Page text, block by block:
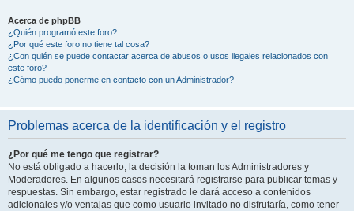
Acerca de phpBB
¿Quién programó este foro?
¿Por qué este foro no tiene tal cosa?
¿Con quién se puede contactar acerca de abusos o usos ilegales relacionados con
este foro?
¿Cómo puedo ponerme en contacto con un Administrador?
Problemas acerca de la identificación y el registro
¿Por qué me tengo que registrar?
No está obligado a hacerlo, la decisión la toman los Administradores y
Moderadores. En algunos casos necesitará registrarse para publicar temas y
respuestas. Sin embargo, estar registrado le dará acceso a contenidos
adicionales y/o ventajas que como usuario invitado no disfrutaría, como tener